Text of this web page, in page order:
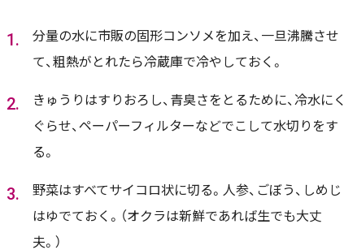
分量の水に市販の固形コンソメを加え、一旦沸騰させ
て、粗熱がとれたら冷蔵庫で冷やしておく。
きゅうりはすりおろし、青臭さをとるために、冷水にく
ぐらせ、ペーパーフィルターなどでこして水切りをす
る。
野菜はすべてサイコロ状に切る。人参、ごぼう、しめじ
はゆでておく。（オクラは新鮮であれば生でも大丈
夫。）